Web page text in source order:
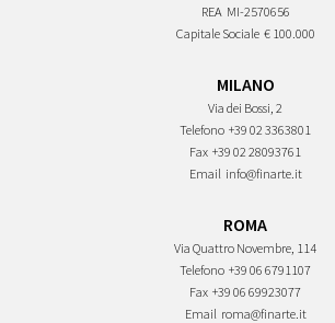
REA MI-2570656
Capitale Sociale € 100.000
MILANO
Via dei Bossi, 2
Telefono +39 02 3363801
Fax +39 02 28093761
Email info@finarte.it
ROMA
Via Quattro Novembre, 114
Telefono +39 06 6791107
Fax +39 06 69923077
Email roma@finarte.it